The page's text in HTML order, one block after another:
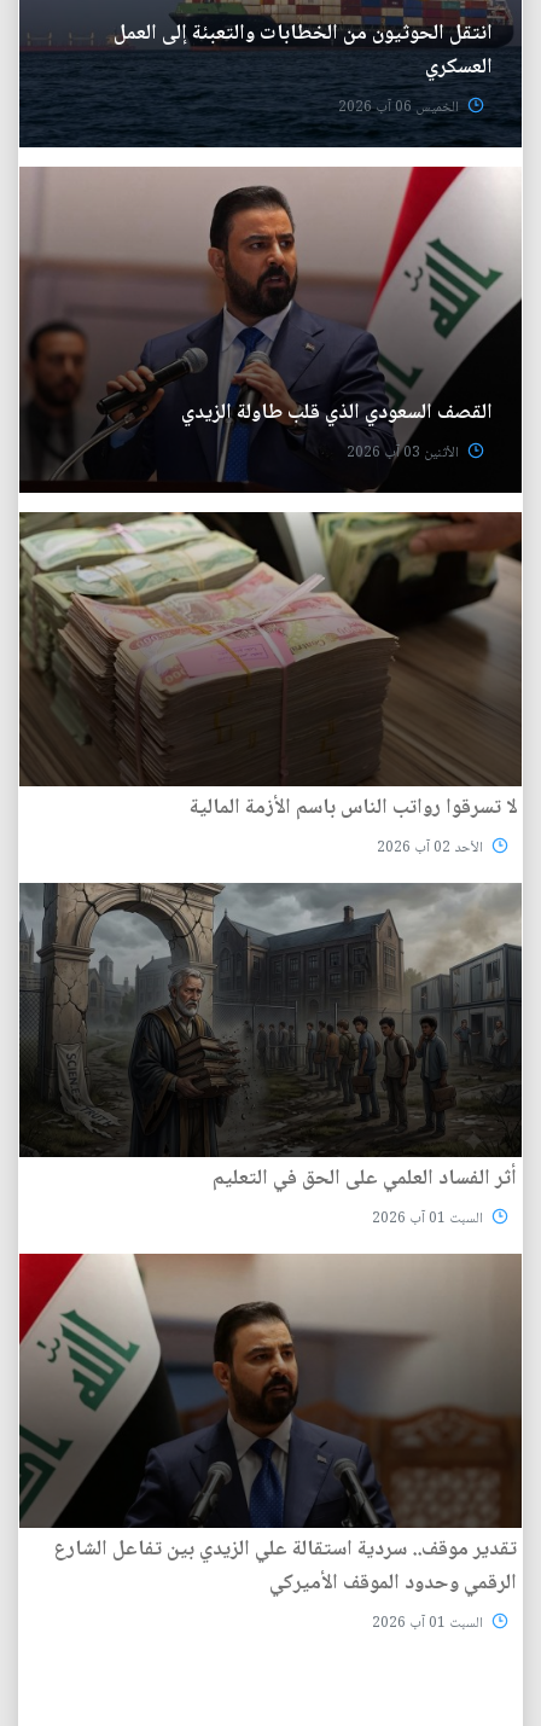
انتقل الحوثيون من الخطابات والتعبئة إلى العمل
العسكري
الخميس 06 آب 2026
القصف السعودي الذي قلب طاولة الزيدي
الأثنين 03 آب 2026
لا تسرقوا رواتب الناس باسم الأزمة المالية
الأحد 02 آب 2026
أثر الفساد العلمي على الحق في التعليم
السبت 01 آب 2026
تقدير موقف.. سردية استقالة علي الزيدي بين تفاعل الشارع
الرقمي وحدود الموقف الأميركي
السبت 01 آب 2026